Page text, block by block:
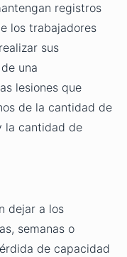
registros
los trabajadores
sus
de una
lesiones que
de la cantidad de
la cantidad de
dejar a los
semanas o
de capacidad